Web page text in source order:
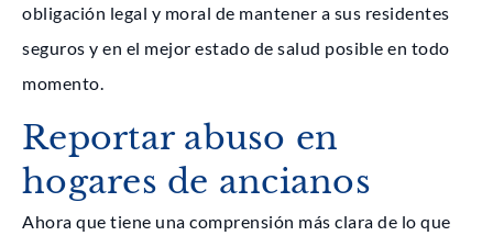
obligación legal y moral de mantener a sus residentes
seguros y en el mejor estado de salud posible en todo
momento.
Reportar abuso en
hogares de ancianos
Ahora que tiene una comprensión más clara de lo que